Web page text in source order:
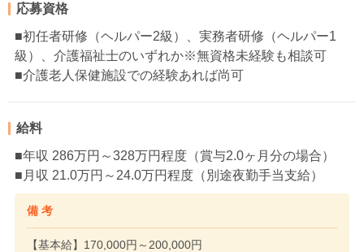
応募資格
■初任者研修（ヘルパー2級）、実務者研修（ヘルパー1
級）、介護福祉士のいずれか※無資格未経験も相談可
■介護老人保健施設での経験あれば尚可
給料
■年収 286万円～328万円程度（賞与2.0ヶ月分の場合）
■月収 21.0万円～24.0万円程度（別途夜勤手当支給）
備 考
【基本給】170,000円～200,000円